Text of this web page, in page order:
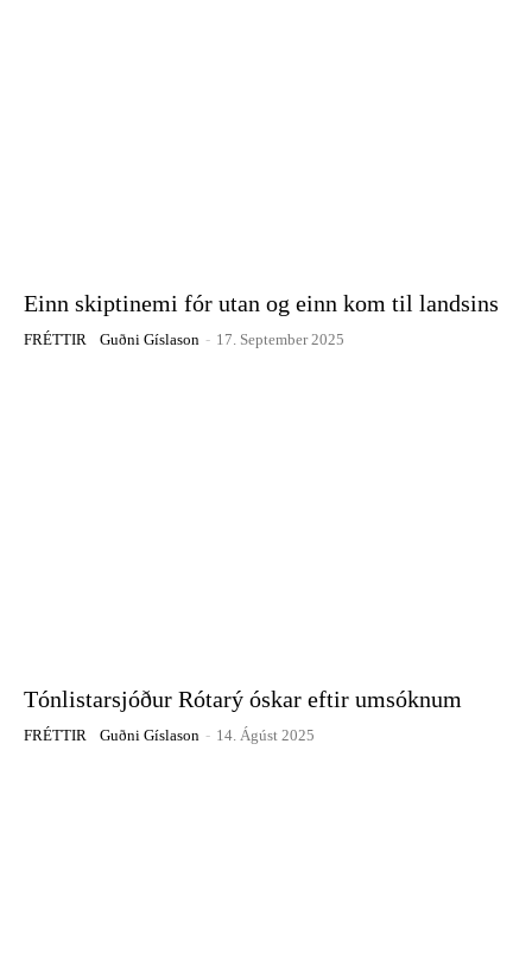
Einn skiptinemi fór utan og einn kom til landsins
FRÉTTIR Guðni Gíslason - 17. September 2025
Tónlistarsjóður Rótarý óskar eftir umsóknum
FRÉTTIR Guðni Gíslason - 14. Ágúst 2025